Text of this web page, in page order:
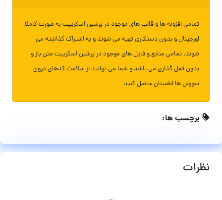
تمامی افزونه ها و قالب های موجود در پرشین اسکریپت به صورت کاملا
اورجینال و بدون دستکاری تهیه می شوند و به اشتراک گذاشته می
شوند. تمامی منابع و فایل های موجود در پرشین اسکریپت متن باز و
بدون قفل گذاری می باشد و شما می توانید از سلامت کدهای درون
سورس ها اطمینان حاصل کنید
برچسب ها:
نظرات